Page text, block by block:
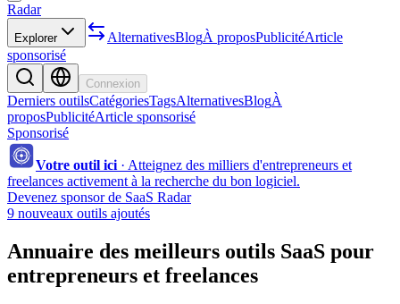
Radar
Explorer AlternativesBlogÀ proposPublicitéArticle
sponsorisé
Connexion
Derniers outilsCatégoriesTagsAlternativesBlogÀ
proposPublicitéArticle sponsorisé
Sponsorisé
Votre outil ici · Atteignez des milliers d'entrepreneurs et
freelances activement à la recherche du bon logiciel.
Devenez sponsor de SaaS Radar
9 nouveaux outils ajoutés
Annuaire des meilleurs outils SaaS pour
entrepreneurs et freelances